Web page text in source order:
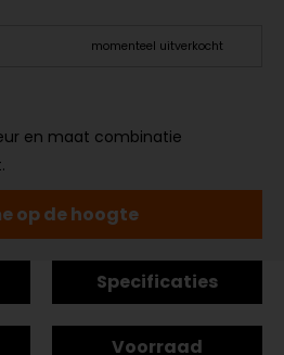
momenteel uitverkocht
en maat combinatie
op de hoogte
Specificaties
Voorraad